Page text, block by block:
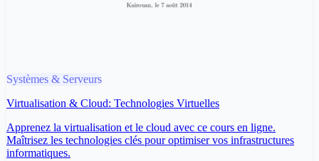
Systèmes & Serveurs
Virtualisation & Cloud: Technologies Virtuelles
Apprenez la virtualisation et le cloud avec ce cours en ligne.
Maîtrisez les technologies clés pour optimiser vos infrastructures
informatiques.